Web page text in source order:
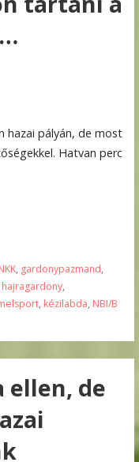
hazai pályán, de most
Hatvan perc
, gardonypazmand,
hajragardony,
, kézilabda, NBI/B
ellen, de